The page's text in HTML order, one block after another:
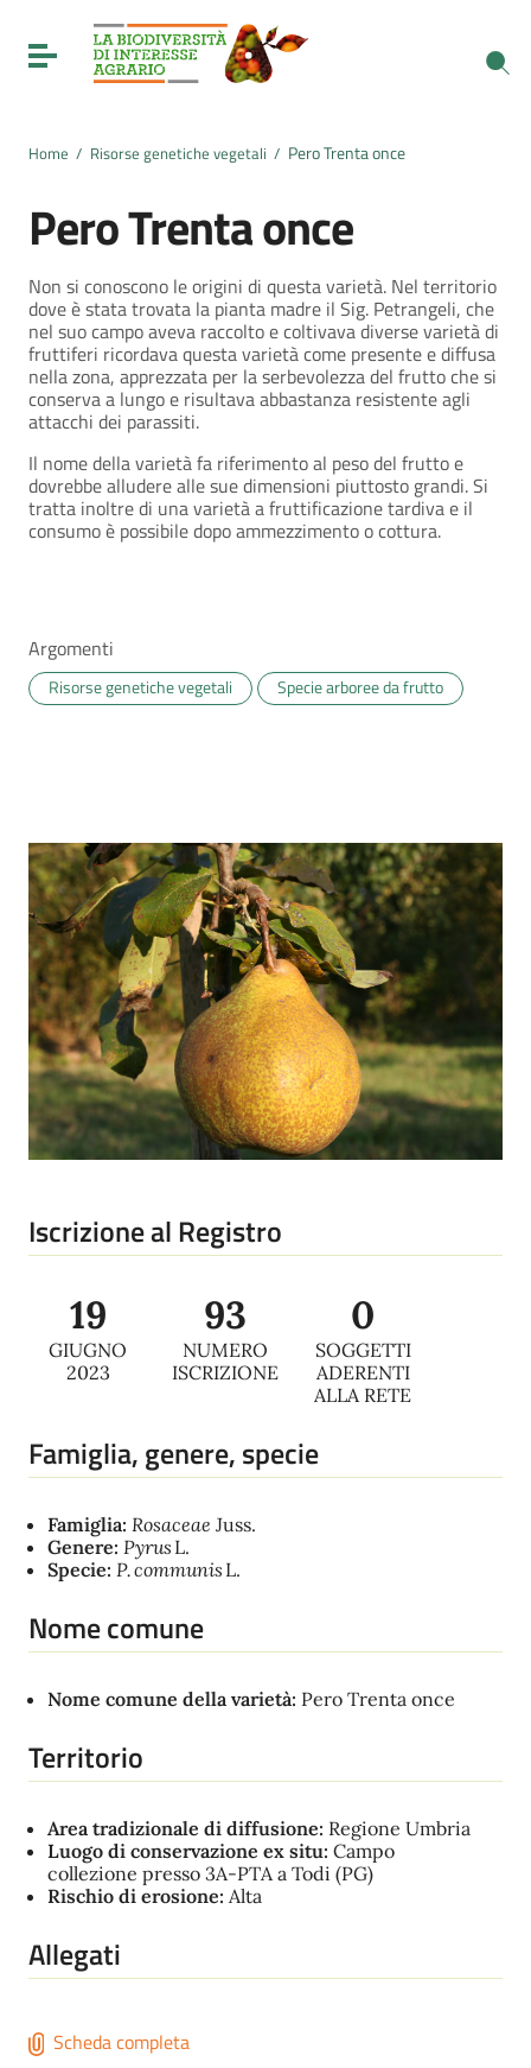
Vai al menu di navigazione
Vai al footer
Toggle navigation
Home / Risorse genetiche vegetali / Pero Trenta once
Pero Trenta once
Non si conoscono le origini di questa varietà. Nel territorio
dove è stata trovata la pianta madre il Sig. Petrangeli, che
nel suo campo aveva raccolto e coltivava diverse varietà di
fruttiferi ricordava questa varietà come presente e diffusa
nella zona, apprezzata per la serbevolezza del frutto che si
conserva a lungo e risultava abbastanza resistente agli
attacchi dei parassiti.
Il nome della varietà fa riferimento al peso del frutto e
dovrebbe alludere alle sue dimensioni piuttosto grandi. Si
tratta inoltre di una varietà a fruttificazione tardiva e il
consumo è possibile dopo ammezzimento o cottura.
Argomenti
Risorse genetiche vegetali Specie arboree da frutto
Iscrizione al Registro
19
GIUGNO
2023
93
NUMERO
ISCRIZIONE
0
SOGGETTI
ADERENTI
ALLA RETE
Famiglia, genere, specie
Famiglia: Rosaceae Juss.
Genere: Pyrus L.
Specie: P. communis L.
Nome comune
Nome comune della varietà: Pero Trenta once
Territorio
Area tradizionale di diffusione: Regione Umbria
Luogo di conservazione ex situ: Campo
collezione presso 3A-PTA a Todi (PG)
Rischio di erosione: Alta
Allegati
Scheda completa